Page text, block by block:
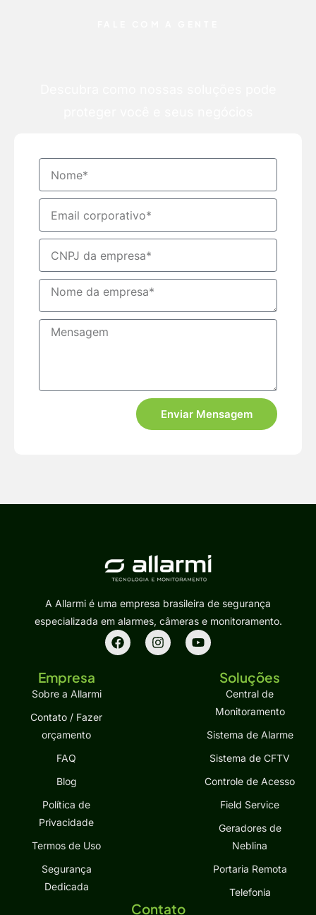
Enviar Mensagem
A Allarmi é uma empresa brasileira de segurança
especializada em alarmes, câmeras e monitoramento.
Empresa
Sobre a Allarmi
Contato / Fazer
orçamento
FAQ
Blog
Política de
Privacidade
Termos de Uso
Segurança
Dedicada
Soluções
Central de
Monitoramento
Sistema de Alarme
Sistema de CFTV
Controle de Acesso
Field Service
Geradores de
Neblina
Portaria Remota
Telefonia
Contato